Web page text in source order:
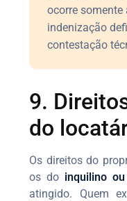
ocorre
indenização
contestação
9.
do
Os direitos do
os do inquilino
atingido. Quem